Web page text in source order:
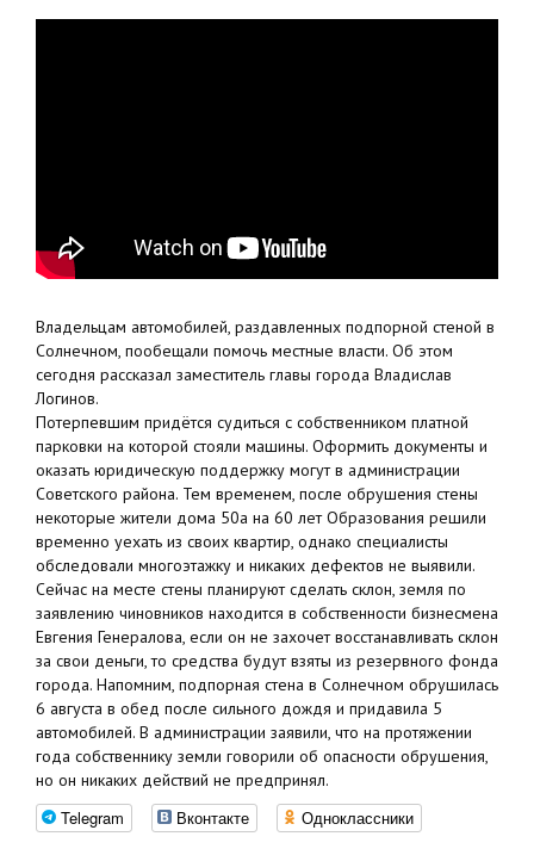
Владельцам автомобилей, раздавленных подпорной стеной в
Солнечном, пообещали помочь местные власти. Об этом
сегодня рассказал заместитель главы города Владислав
Логинов.
Потерпевшим придётся судиться с собственником платной
парковки на которой стояли машины. Оформить документы и
оказать юридическую поддержку могут в администрации
Советского района. Тем временем, после обрушения стены
некоторые жители дома 50а на 60 лет Образования решили
временно уехать из своих квартир, однако специалисты
обследовали многоэтажку и никаких дефектов не выявили.
Сейчас на месте стены планируют сделать склон, земля по
заявлению чиновников находится в собственности бизнесмена
Евгения Генералова, если он не захочет восстанавливать склон
за свои деньги, то средства будут взяты из резервного фонда
города. Напомним, подпорная стена в Солнечном обрушилась
6 августа в обед после сильного дождя и придавила 5
автомобилей. В администрации заявили, что на протяжении
года собственнику земли говорили об опасности обрушения,
но он никаких действий не предпринял.
Telegram Вконтакте Одноклассники